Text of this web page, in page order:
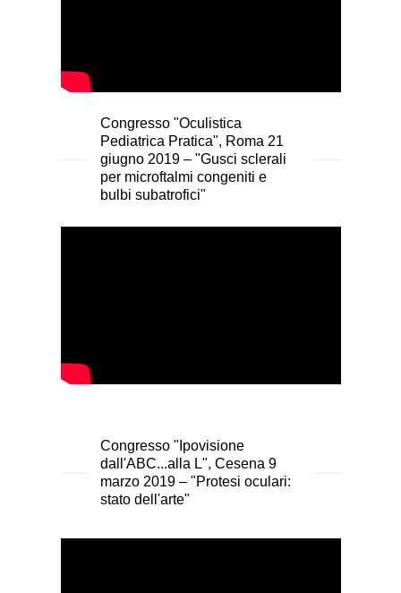
Congresso "Oculistica
Pediatrica Pratica", Roma 21
giugno 2019 – "Gusci sclerali
per microftalmi congeniti e
bulbi subatrofici"
Congresso "Ipovisione
dall'ABC...alla L", Cesena 9
marzo 2019 – "Protesi oculari:
stato dell'arte"